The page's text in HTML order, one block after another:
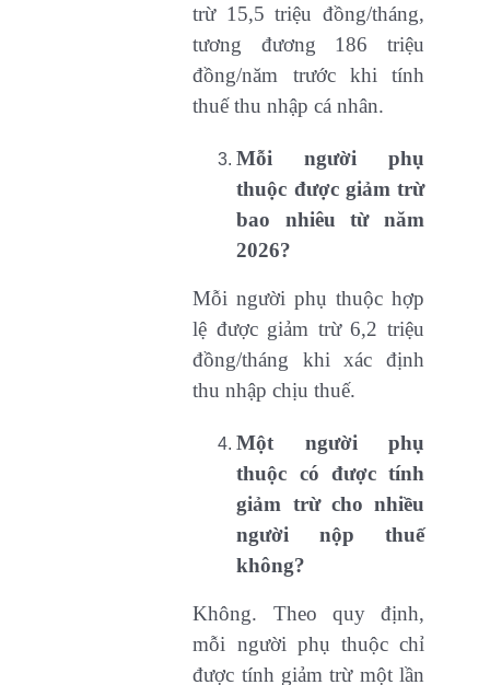
trừ 15,5 triệu đồng/tháng,
tương đương 186 triệu
đồng/năm trước khi tính
thuế thu nhập cá nhân.
Mỗi người phụ
thuộc được giảm trừ
bao nhiêu từ năm
2026?
Mỗi người phụ thuộc hợp
lệ được giảm trừ 6,2 triệu
đồng/tháng khi xác định
thu nhập chịu thuế.
Một người phụ
thuộc có được tính
giảm trừ cho nhiều
người nộp thuế
không?
Không. Theo quy định,
mỗi người phụ thuộc chỉ
được tính giảm trừ một lần